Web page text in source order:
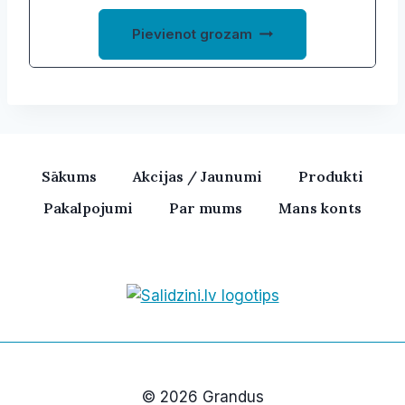
Pievienot grozam
Sākums Akcijas / Jaunumi
Produkti
Pakalpojumi
Par mums Mans konts
© 2026 Grandus